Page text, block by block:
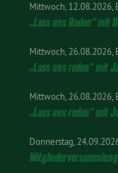
Mittwoch 12.08.2026
„Lass uns Reden“ mit
Mittwoch 26.08.2026
„Lass uns reden“ mit
Mittwoch 26.08.2026
„Lass uns reden“ mit
Donnerstag
Mitgliederversammlung